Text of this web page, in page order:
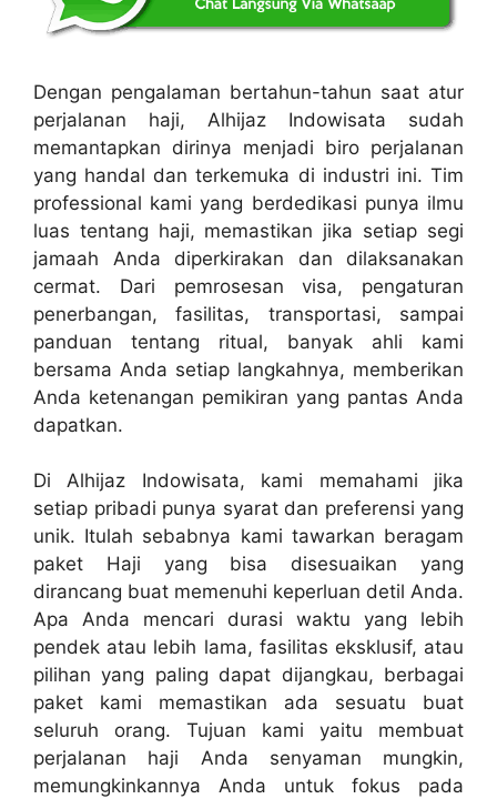
Dengan pengalaman bertahun-tahun saat atur
perjalanan haji, Alhijaz Indowisata sudah
memantapkan dirinya menjadi biro perjalanan
yang handal dan terkemuka di industri ini. Tim
professional kami yang berdedikasi punya ilmu
luas tentang haji, memastikan jika setiap segi
jamaah Anda diperkirakan dan dilaksanakan
cermat. Dari pemrosesan visa, pengaturan
penerbangan, fasilitas, transportasi, sampai
panduan tentang ritual, banyak ahli kami
bersama Anda setiap langkahnya, memberikan
Anda ketenangan pemikiran yang pantas Anda
dapatkan.
Di Alhijaz Indowisata, kami memahami jika
setiap pribadi punya syarat dan preferensi yang
unik. Itulah sebabnya kami tawarkan beragam
paket Haji yang bisa disesuaikan yang
dirancang buat memenuhi keperluan detil Anda.
Apa Anda mencari durasi waktu yang lebih
pendek atau lebih lama, fasilitas eksklusif, atau
pilihan yang paling dapat dijangkau, berbagai
paket kami memastikan ada sesuatu buat
seluruh orang. Tujuan kami yaitu membuat
perjalanan haji Anda senyaman mungkin,
memungkinkannya Anda untuk fokus pada